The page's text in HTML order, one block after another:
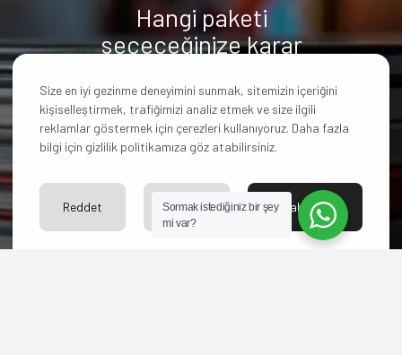
Hangi paketi
seçeceğinize karar
başka sorularınız mı
var?
Bize ulaşın merakınızı
giderelim.
Size en iyi gezinme deneyimini sunmak, sitemizin içeriğini
kişiselleştirmek, trafiğimizi analiz etmek ve size ilgili
reklamlar göstermek için çerezleri kullanıyoruz. Daha fazla
bilgi için gizlilik politikamıza göz atabilirsiniz.
Kabul Et
Ayarlar
Reddet
Sormak istediğiniz bir şey
mi var?